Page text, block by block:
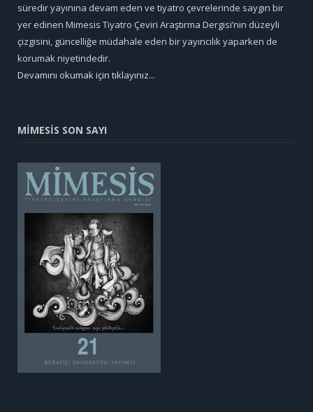
süredir yayınına devam eden ve tiyatro çevrelerinde saygın bir
yer edinen Mimesis Tiyatro Çeviri Araştırma Dergisi’nin düzeyli
çizgisini, güncelliğe müdahale eden bir yayıncılık yaparken de
korumak niyetindedir.
Devamını okumak için tıklayınız...
MİMESİS SON SAYI